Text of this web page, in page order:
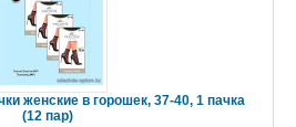
женские в горошек, 37-40, 1 пачка
(12 пар)